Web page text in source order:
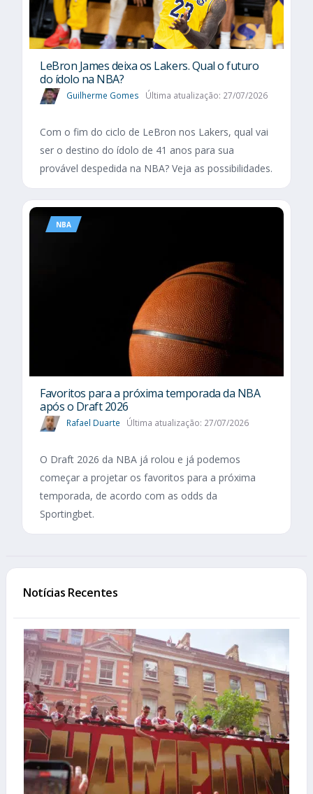
LeBron James deixa os Lakers. Qual o futuro
do ídolo na NBA?
Guilherme Gomes Última atualização: 27/07/2026
Com o fim do ciclo de LeBron nos Lakers, qual vai
ser o destino do ídolo de 41 anos para sua
provável despedida na NBA? Veja as possibilidades.
NBA
Favoritos para a próxima temporada da NBA
após o Draft 2026
Rafael Duarte Última atualização: 27/07/2026
O Draft 2026 da NBA já rolou e já podemos
começar a projetar os favoritos para a próxima
temporada, de acordo com as odds da
Sportingbet.
Notícias Recentes